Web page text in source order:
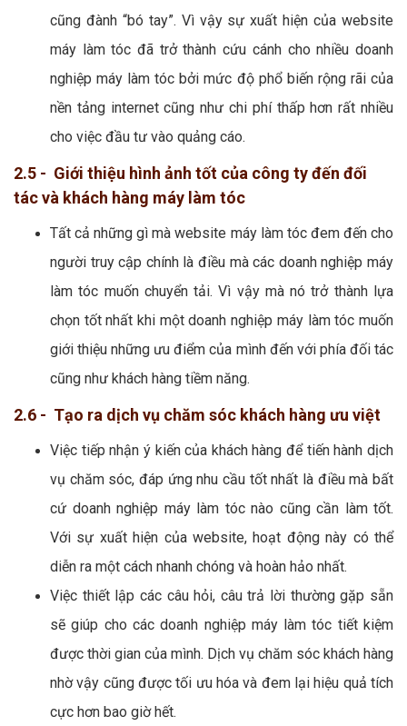
cũng đành “bó tay”. Vì vậy sự xuất hiện của website
máy làm tóc đã trở thành cứu cánh cho nhiều doanh
nghiệp máy làm tóc bởi mức độ phổ biến rộng rãi của
nền tảng internet cũng như chi phí thấp hơn rất nhiều
cho việc đầu tư vào quảng cáo.
2.5 - Giới thiệu hình ảnh tốt của công ty đến đối
tác và khách hàng máy làm tóc
Tất cả những gì mà website máy làm tóc đem đến cho
người truy cập chính là điều mà các doanh nghiệp máy
làm tóc muốn chuyển tải. Vì vậy mà nó trở thành lựa
chọn tốt nhất khi một doanh nghiệp máy làm tóc muốn
giới thiệu những ưu điểm của mình đến với phía đối tác
cũng như khách hàng tiềm năng.
2.6 - Tạo ra dịch vụ chăm sóc khách hàng ưu việt
Việc tiếp nhận ý kiến của khách hàng để tiến hành dịch
vụ chăm sóc, đáp ứng nhu cầu tốt nhất là điều mà bất
cứ doanh nghiệp máy làm tóc nào cũng cần làm tốt.
Với sự xuất hiện của website, hoạt động này có thể
diễn ra một cách nhanh chóng và hoàn hảo nhất.
Việc thiết lập các câu hỏi, câu trả lời thường gặp sẵn
sẽ giúp cho các doanh nghiệp máy làm tóc tiết kiệm
được thời gian của mình. Dịch vụ chăm sóc khách hàng
nhờ vậy cũng được tối ưu hóa và đem lại hiệu quả tích
cực hơn bao giờ hết.